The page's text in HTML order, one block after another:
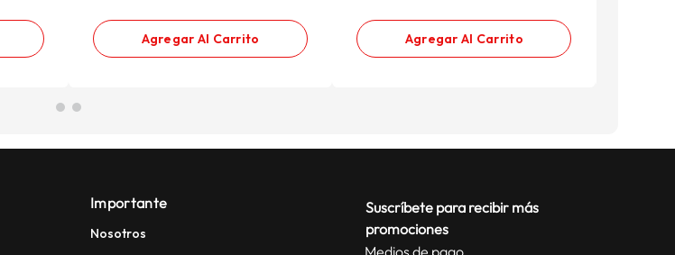
Agregar Al Carrito Agregar Al Carrito
Importante
Nosotros
Suscríbete para recibir más
promociones